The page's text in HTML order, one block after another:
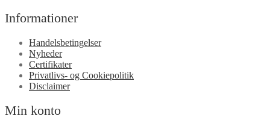
Informationer
Handelsbetingelser
Nyheder
Certifikater
Privatlivs- og Cookiepolitik
Disclaimer
Min konto